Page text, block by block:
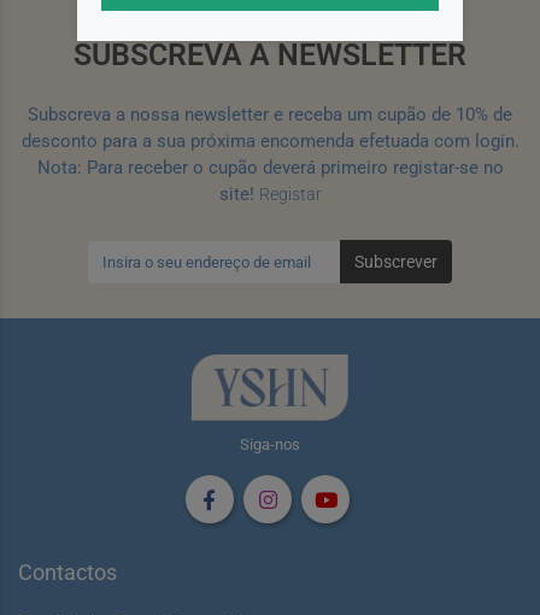
SUBSCREVA A NEWSLETTER
Subscreva a nossa newsletter e receba um cupão de 10% de
desconto para a sua próxima encomenda efetuada com login.
Nota: Para receber o cupão deverá primeiro registar-se no
site! Registar
Subscrever
Siga-nos
Contactos